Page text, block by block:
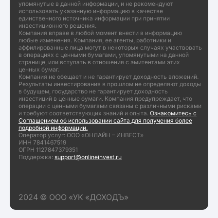
упомянутые в данной информации, и не рекомендуют
использовать указанную информацию в качестве
единственного источника информации при принятии
инвестиционного решения.
Компания вправе в любой момент внести в информацию
любые изменения. Компания, ее агенты, работники и
аффилированные лица могут в некоторых случаях участвовать
в операциях с ценными бумагами, упомянутыми на данной
странице, или вступать в отношения с эмитентами этих
ценных бумаг.
Компания не обещает и не гарантирует доходность вложений.
Результаты инвестирования в прошлом не определяют доходы
в будущем, государство не гарантирует доходность
инвестиций в ценные бумаги. Компания предупреждает, что
операции с ценными бумагами связаны с различными рисками
и требуют соответствующих знаний и опыта. Ознакомитесь с
Соглашением об использовании сайта для получения более
подробной информации.
Оператор услуг: ООО «ОНЛАЙН – ИНВЕСТ»
ИНН 7841467519
ОГРН 1127847379351
Поддержка: support@onlineinvest.ru
2024 © ООО «УК «ДОХОДЪ»